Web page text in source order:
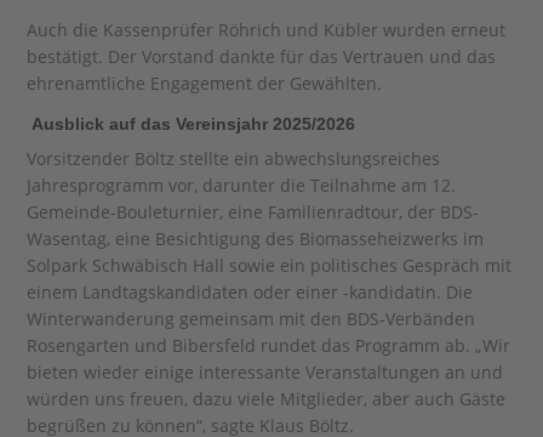
Auch die Kassenprüfer Röhrich und Kübler wurden erneut
bestätigt. Der Vorstand dankte für das Vertrauen und das
ehrenamtliche Engagement der Gewählten.
Ausblick auf das Vereinsjahr 2025/2026
Vorsitzender Böltz stellte ein abwechslungsreiches
Jahresprogramm vor, darunter die Teilnahme am 12.
Gemeinde-Bouleturnier, eine Familienradtour, der BDS-
Wasentag, eine Besichtigung des Biomasseheizwerks im
Solpark Schwäbisch Hall sowie ein politisches Gespräch mit
einem Landtagskandidaten oder einer -kandidatin. Die
Winterwanderung gemeinsam mit den BDS-Verbänden
Rosengarten und Bibersfeld rundet das Programm ab. „Wir
bieten wieder einige interessante Veranstaltungen an und
würden uns freuen, dazu viele Mitglieder, aber auch Gäste
begrüßen zu können“, sagte Klaus Böltz.